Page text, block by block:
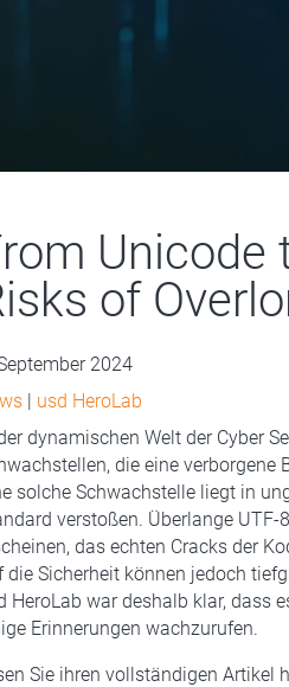
Unicode
of
2024
| usd HeroLab
dynamischen Welt der Cyber
die eine verborgene
solche Schwachstelle liegt in
verstoßen. Überlange
das echten Cracks der
die Sicherheit können jedoch
HeroLab war deshalb klar, dass
Erinnerungen wachzurufen.
Sie ihren vollständigen Artikel